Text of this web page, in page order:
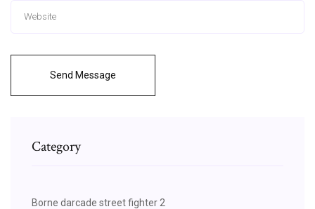
Send Message
Category
Borne darcade street fighter 2